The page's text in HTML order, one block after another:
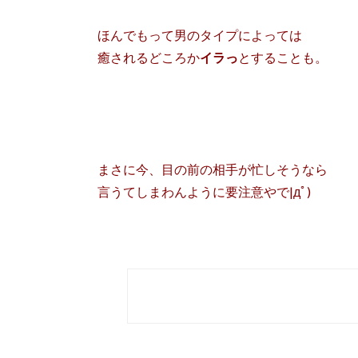
ほんでもって男のタイプによっては
癒されるどころかイラっとすることも。
まさに今、目の前の相手が忙しそうなら
言うてしまわんように要注意やで|дﾟ)